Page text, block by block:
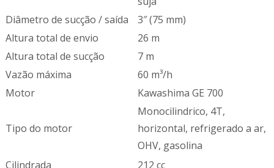
Diâmetro de sucção / saída
3″ (75 mm)
Altura total de envio
26 m
Altura total de sucção
7 m
Vazão máxima
60 m³/h
Motor
Kawashima GE 700
Tipo do motor
Monocilindrico, 4T,
horizontal, refrigerado a ar,
OHV, gasolina
Cilindrada
212 cc